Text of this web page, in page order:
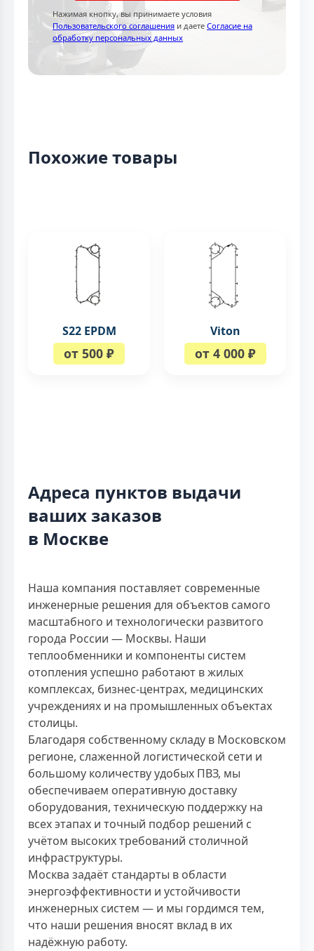
Нажимая кнопку, вы принимаете условия
Пользовательского соглашения и даете Согласие на
обработку персональных данных
Похожие товары
S22 EPDM
от 500 ₽
Viton
от 4 000 ₽
Адреса пунктов выдачи
ваших заказов
в Москве
Наша компания поставляет современные
инженерные решения для объектов самого
масштабного и технологически развитого
города России — Москвы. Наши
теплообменники и компоненты систем
отопления успешно работают в жилых
комплексах, бизнес-центрах, медицинских
учреждениях и на промышленных объектах
столицы.
Благодаря собственному складу в Московском
регионе, слаженной логистической сети и
большому количеству удобых ПВЗ, мы
обеспечиваем оперативную доставку
оборудования, техническую поддержку на
всех этапах и точный подбор решений с
учётом высоких требований столичной
инфраструктуры.
Москва задаёт стандарты в области
энергоэффективности и устойчивости
инженерных систем — и мы гордимся тем,
что наши решения вносят вклад в их
надёжную работу.